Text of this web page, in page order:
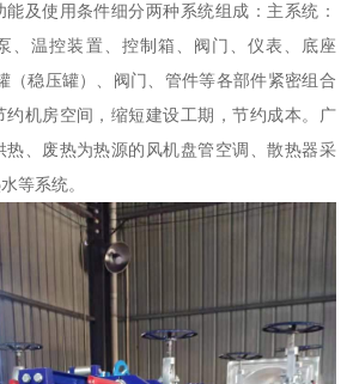
及使用条件细分两种系统组成：主系统：
、温控装置、控制箱、阀门、仪表、底座
（稳压罐）、阀门、管件等各部件紧密组合
约机房空间，缩短建设工期，节约成本。广
热、废热为热源的风机盘管空调、散热器采
等系统。